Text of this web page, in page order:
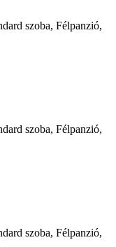
szoba, Félpanzió,
szoba, Félpanzió,
szoba, Félpanzió,